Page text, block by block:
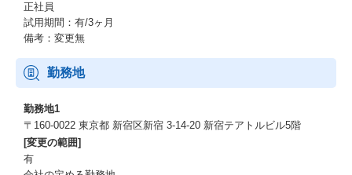
正社員
試用期間：有/3ヶ月
備考：変更無
勤務地
勤務地1
〒160-0022 東京都 新宿区新宿 3-14-20 新宿テアトルビル5階
[変更の範囲]
有